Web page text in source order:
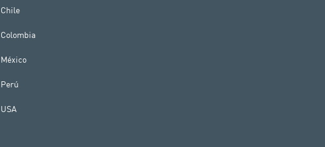
Chile
Colombia
México
Perú
USA